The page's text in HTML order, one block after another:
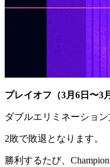
プレイオフ（3月6日〜3
ダブルエリミネーショ
2敗で敗退となります。
勝利するたび、